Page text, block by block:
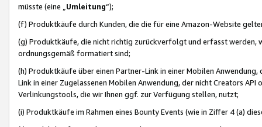
müsste (eine „ Umleitung“);
(f) Produktkäufe durch Kunden, die die für eine Amazon-Website
(g) Produktkäufe, die nicht richtig zurückverfolgt und erfasst werden,
ordnungsgemäß formatiert sind;
(h) Produktkäufe über einen Partner-Link in einer Mobilen
Link in einer Zugelassenen Mobilen Anwendung, der nicht Creators
Verlinkungstools, die wir Ihnen ggf. zur Verfügung stellen, nutzt;
(i) Produktkäufe im Rahmen eines Bounty Events (wie in Ziffer 4 (a)